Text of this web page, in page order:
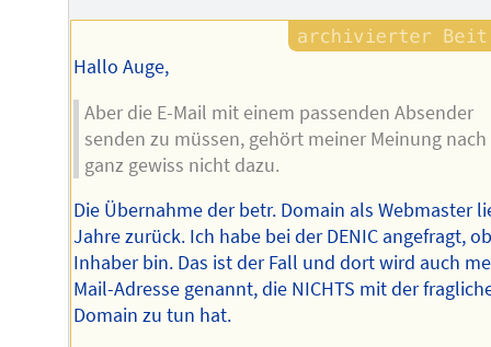
Hallo Auge,
Aber die E-Mail mit einem passenden Absender
senden zu müssen, gehört meiner Meinung nach
ganz gewiss nicht dazu.
Die Übernahme der betr. Domain als Webmaster
Jahre zurück. Ich habe bei der DENIC angefragt,
Inhaber bin. Das ist der Fall und dort wird auch
Mail-Adresse genannt, die NICHTS mit der
Domain zu tun hat.